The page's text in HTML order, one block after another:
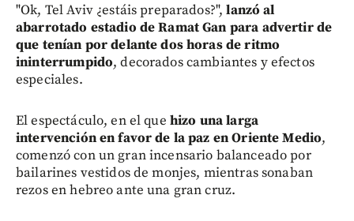
"Ok, Tel Aviv ¿estáis preparados?",lanzó al
abarrotado estadio de Ramat Gan para advertir de
que tenían por delante dos horas de ritmo
ininterrumpido, decorados cambiantes y efectos
especiales.
El espectáculo, en el que hizo una larga
intervención en favor de la paz en Oriente Medio,
comenzó con un gran incensario balanceado por
bailarines vestidos de monjes, mientras sonaban
rezos en hebreo ante una gran cruz.